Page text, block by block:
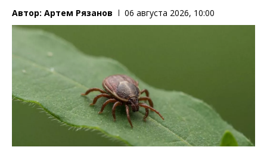
Автор: Артем Рязанов 06 августа 2026, 10:00